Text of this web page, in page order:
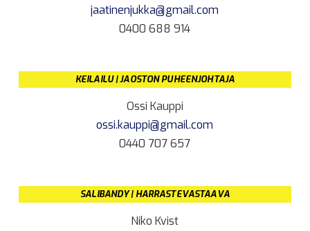
jaatinenjukka@gmail.com
0400 688 914
KEILAILU | JAOSTON PUHEENJOHTAJA
Ossi Kauppi
ossi.kauppi@gmail.com
0440 707 657
SALIBANDY | HARRASTEVASTAAVA
Niko Kvist